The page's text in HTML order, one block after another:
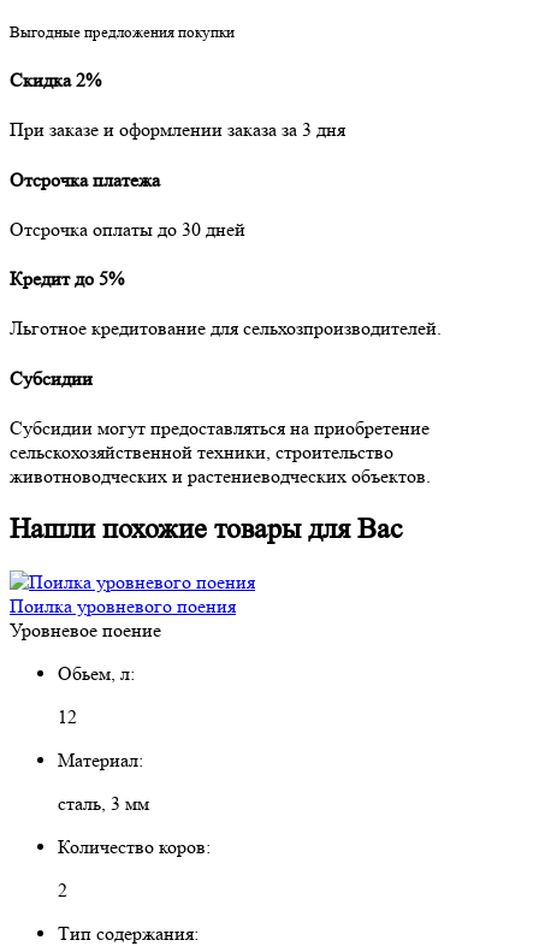
Выгодные предложения покупки
Скидка 2%
При заказе и оформлении заказа за 3 дня
Отсрочка платежа
Отсрочка оплаты до 30 дней
Кредит до 5%
Льготное кредитование для сельхозпроизводителей.
Субсидии
Субсидии могут предоставляться на приобретение
сельскохозяйственной техники, строительство
животноводческих и растениеводческих объектов.
Нашли похожие товары для Вас
Поилка уровневого поения
Уровневое поение
Обьем, л:
12
Материал:
сталь, 3 мм
Количество коров:
2
Тип содержания: